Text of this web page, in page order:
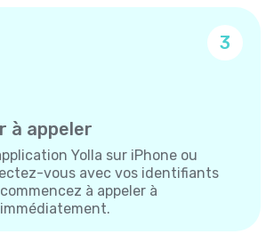
3
à appeler
Yolla sur iPhone ou
vous avec vos identifiants
à appeler à